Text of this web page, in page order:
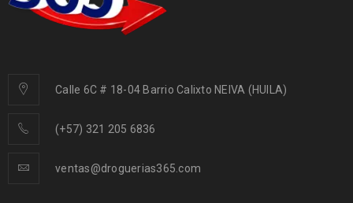
Calle 6C # 18-04 Barrio Calixto NEIVA (HUILA)
(+57) 321 205 6836
ventas@droguerias365.com